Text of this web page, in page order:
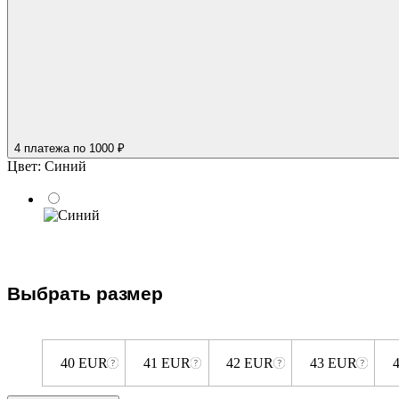
4 платежа по 1000 ₽
Цвет: Синий
Выбрать размер
40 EUR 41 EUR 42 EUR 43 EUR